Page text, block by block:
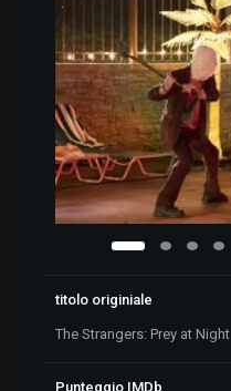
titolo originiale
The Strangers: Prey at Night
Punteggio IMDb